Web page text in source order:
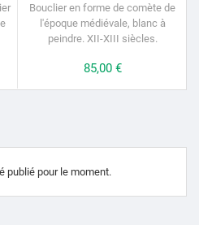
Bouclier en forme de comète de
l'époque médiévale, blanc à
peindre. XII-XIII siècles.
Prix
85,00 €
publié pour le moment.